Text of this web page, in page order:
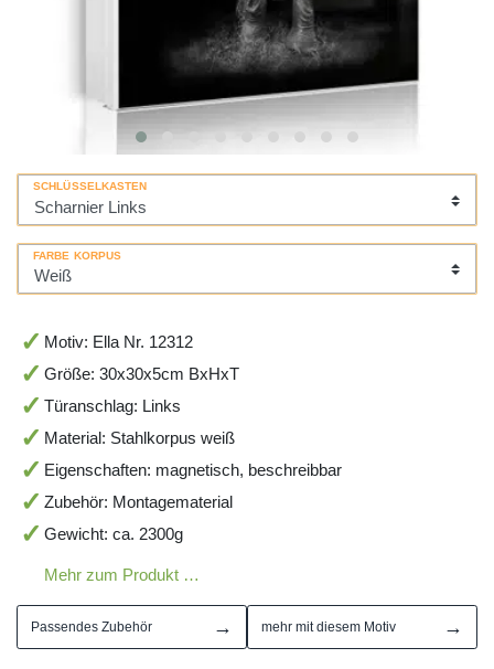
SCHLÜSSELKASTEN
FARBE KORPUS
Motiv: Ella Nr. 12312
Größe: 30x30x5cm BxHxT
Türanschlag: Links
Material: Stahlkorpus weiß
Eigenschaften: magnetisch, beschreibbar
Zubehör: Montagematerial
Gewicht: ca. 2300g
Mehr zum Produkt …
Passendes Zubehör → mehr mit diesem Motiv →